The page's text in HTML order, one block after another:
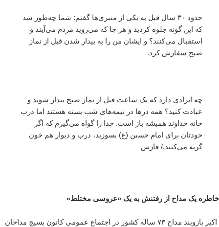
حدود ۳۰ سال قبل به یکی از منبری‌ها گفتم: شما چه‌طور شد
که این گونه جلوه کردید و هر جا که می‌روید مردم می‌آیند و
استقبال می‌کنند؟ و ایشان من را به بیدار شدن قبل از نماز
صبح سفارش کرد.
چه ایرادی دارد که یک ساعت قبل از نماز صبح بیدار شوید و
عبادت کنید؟ همه درها در نیمه‌های شب بسته هستند اما درب
خانه خداوند همیشه باز است. خدا را گواه می‌گیرم که اگر
خودتان برای امام حسین (ع) بسوزید، درب و دیوار هم خون
گریه می‌کنند./ فارس
خاطره یک مداح از رفتنش به یک «عروسی مختلط»
اکبر بازوبند مداح ۷۳ ساله کشور در اجتماع عمومی کانون بسیج مداحان